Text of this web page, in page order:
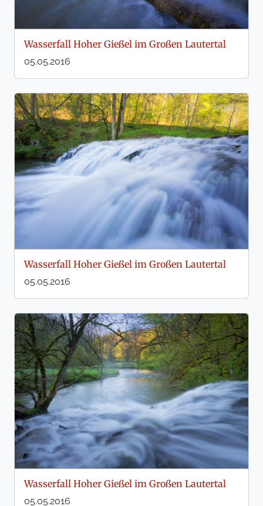
Wasserfall Hoher Gießel im Großen Lautertal
05.05.2016
Wasserfall Hoher Gießel im Großen Lautertal
05.05.2016
Wasserfall Hoher Gießel im Großen Lautertal
05.05.2016